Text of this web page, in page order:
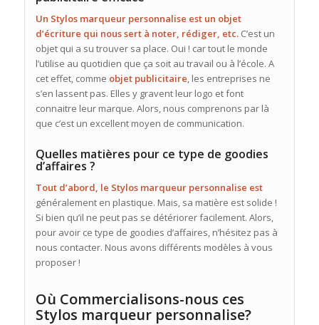
Un Stylos marqueur personnalise est un objet
d’écriture qui nous sert à noter, rédiger, etc.C’est un
objet qui a su trouver sa place. Oui ! car tout le monde
l’utilise au quotidien que ça soit au travail ou à l’école. A
cet effet, comme objet publicitaire, les entreprises ne
s’en lassent pas. Elles y gravent leur logo et font
connaitre leur marque. Alors, nous comprenons par là
que c’est un excellent moyen de communication.
Quelles matières pour ce type de goodies
d’affaires ?
Tout d’abord, le Stylos marqueur personnalise est
généralement en plastique. Mais, sa matière est solide !
Si bien qu’il ne peut pas se détériorer facilement. Alors,
pour avoir ce type de goodies d’affaires, n’hésitez pas à
nous contacter. Nous avons différents modèles à vous
proposer !
Où Commercialisons-nous ces
Stylos marqueur personnalise?